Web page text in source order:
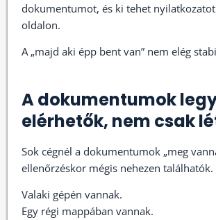
dokumentumot, és ki tehet
oldalon.
A „majd aki épp bent van” nem elég
A dokumentumok
elérhetők, nem csak
Sok cégnél a dokumentumok „meg
ellenőrzéskor mégis nehezen találhatók.
Valaki gépén vannak.
Egy régi mappában vannak.